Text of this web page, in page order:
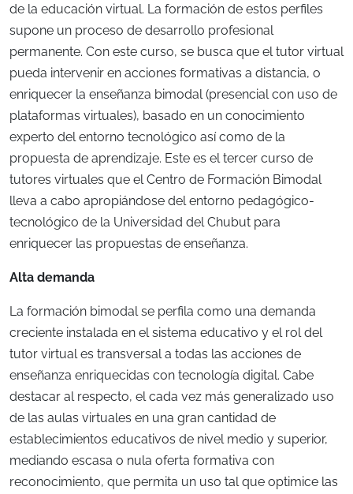
de la educación virtual. La formación de estos perfiles
supone un proceso de desarrollo profesional
permanente. Con este curso, se busca que el tutor virtual
pueda intervenir en acciones formativas a distancia, o
enriquecer la enseñanza bimodal (presencial con uso de
plataformas virtuales), basado en un conocimiento
experto del entorno tecnológico así como de la
propuesta de aprendizaje. Este es el tercer curso de
tutores virtuales que el Centro de Formación Bimodal
lleva a cabo apropiándose del entorno pedagógico-
tecnológico de la Universidad del Chubut para
enriquecer las propuestas de enseñanza.
Alta demanda
La formación bimodal se perfila como una demanda
creciente instalada en el sistema educativo y el rol del
tutor virtual es transversal a todas las acciones de
enseñanza enriquecidas con tecnología digital. Cabe
destacar al respecto, el cada vez más generalizado uso
de las aulas virtuales en una gran cantidad de
establecimientos educativos de nivel medio y superior,
mediando escasa o nula oferta formativa con
reconocimiento, que permita un uso tal que optimice las